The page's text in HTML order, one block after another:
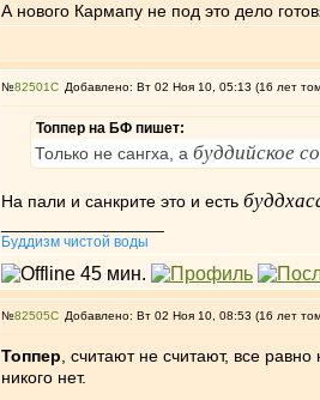
А нового Кармапу не под это дело
№82501 Добавлено: Вт 02 Ноя 10, 05:13 (16 лет
Топпер на БФ пишет:
Только не сангха, а буддийское
На пали и санкрите это и есть
Буддизм чистой воды
№82505 Добавлено: Вт 02 Ноя 10, 08:53 (16 лет
Топпер , считают не считают, все
никого нет.